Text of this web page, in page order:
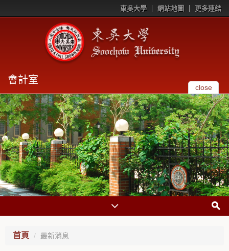
東吳大學 網站地圖 更多連結
會計室
close
首頁 最新消息